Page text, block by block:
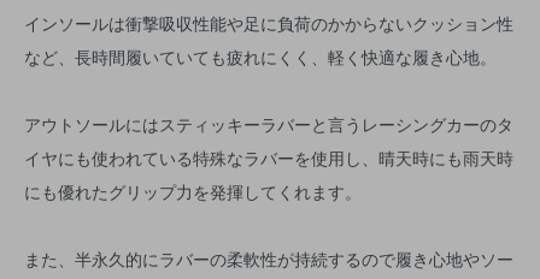
インソールは衝撃吸収性能や足に負荷のかからないクッション性
など、長時間履いていても疲れにくく、軽く快適な履き心地。
アウトソールにはスティッキーラバーと言うレーシングカーのタ
イヤにも使われている特殊なラバーを使用し、晴天時にも雨天時
にも優れたグリップ力を発揮してくれます。
また、半永久的にラバーの柔軟性が持続するので履き心地やソー